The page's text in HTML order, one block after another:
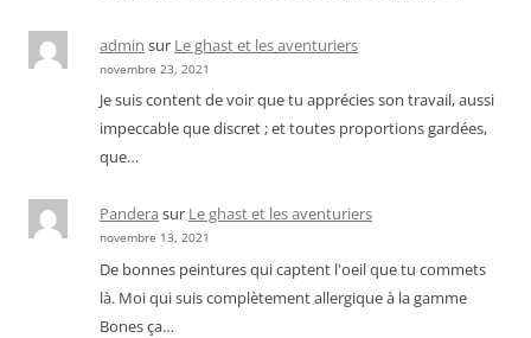
admin sur Le ghast et les aventuriers
novembre 23, 2021
Je suis content de voir que tu apprécies son travail, aussi
impeccable que discret ; et toutes proportions gardées,
que…
Pandera sur Le ghast et les aventuriers
novembre 13, 2021
De bonnes peintures qui captent l'oeil que tu commets
là. Moi qui suis complètement allergique à la gamme
Bones ça…